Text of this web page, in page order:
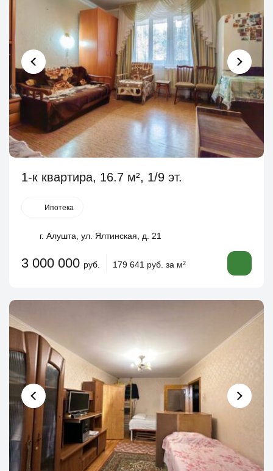
1-к квартира, 16.7 м², 1/9 эт.
Ипотека
г. Алушта, ул. Ялтинская, д. 21
3 000 000 руб. 179 641 руб. за м2